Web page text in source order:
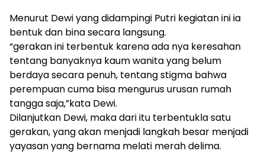
Menurut Dewi yang didampingi Putri kegiatan ini ia
bentuk dan bina secara langsung.
“gerakan ini terbentuk karena ada nya keresahan
tentang banyaknya kaum wanita yang belum
berdaya secara penuh, tentang stigma bahwa
perempuan cuma bisa mengurus urusan rumah
tangga saja,”kata Dewi.
Dilanjutkan Dewi, maka dari itu terbentukla satu
gerakan, yang akan menjadi langkah besar menjadi
yayasan yang bernama melati merah delima.